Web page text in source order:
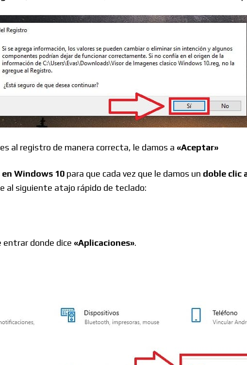
al registro de manera correcta, le damos a «Aceptar»
Windows 10 para que cada vez que le damos un doble clic
al siguiente atajo rápido de teclado:
entrar donde dice «Aplicaciones».